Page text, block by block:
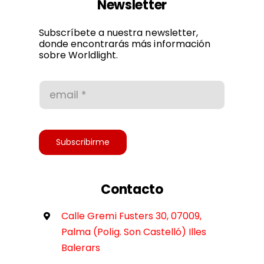
Política de privacidad
Accesibilidad
Newsletter
Subscríbete a nuestra newsletter,
donde encontrarás más información
sobre Worldlight.
Subscribirme
Contacto
Calle Gremi Fusters 30, 07009,
Palma (Polig. Son Castelló) Illes
Balerars